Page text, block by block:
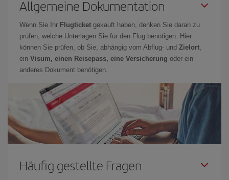
Allgemeine Dokumentation
Wenn Sie Ihr Flugticket gekauft haben, denken Sie daran zu
prüfen, welche Unterlagen Sie für den Flug benötigen. Hier
können Sie prüfen, ob Sie, abhängig vom Abflug- und Zielort,
ein Visum, einen Reisepass, eine Versicherung oder ein
anderes Dokument benötigen.
Häufig gestellte Fragen